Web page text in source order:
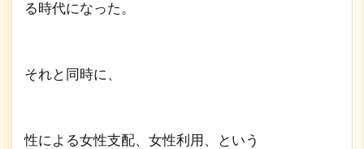
る時代になった。
それと同時に、
性による女性支配、女性利用、という